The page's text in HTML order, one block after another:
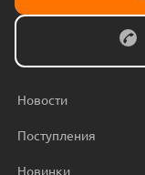
Новости
Поступления
Новинки